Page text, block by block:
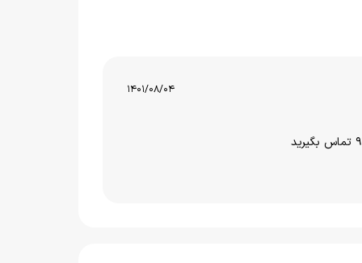
1401/08/04